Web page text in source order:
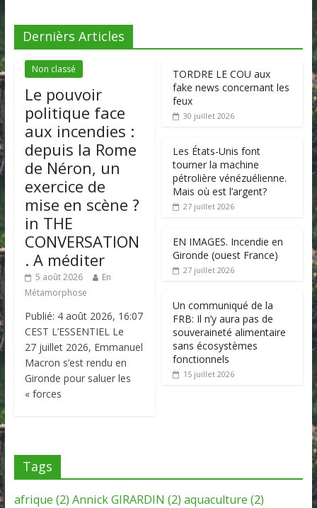
Dernièrs Articles
Non classé
Le pouvoir
politique face
aux incendies :
depuis la Rome
de Néron, un
exercice de
mise en scène ?
in THE
CONVERSATION
. A méditer
5 août 2026
En
Métamorphose
Publié: 4 août 2026, 16:07
CEST L’ESSENTIEL Le
27 juillet 2026, Emmanuel
Macron s’est rendu en
Gironde pour saluer les
« forces
TORDRE LE COU aux
fake news concernant les
feux
30 juillet 2026
Les États-Unis font
tourner la machine
pétrolière vénézuélienne.
Mais où est l’argent?
27 juillet 2026
EN IMAGES. Incendie en
Gironde (ouest France)
27 juillet 2026
Un communiqué de la
FRB: Il n’y aura pas de
souveraineté alimentaire
sans écosystèmes
fonctionnels
15 juillet 2026
Tags
afrique (2) Annick GIRARDIN (2) aquaculture (2)